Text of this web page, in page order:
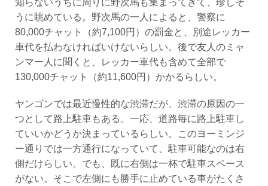
知らないうちに周りに野次馬も集まってきて、珍しそ
うに眺めている。野次馬の一人によると、警察に
80,000チャット（約7,100円）の罰金と、別途レッカー
車代を払わなければいけないらしい。後で友人のミャ
ンマー人に聞くと、レッカー車代も含めて全部で
130,000チャット（約11,600円）かかるらしい。
ヤンゴンでは最近慢性的な渋滞だが、渋滞の原因の一
つとして路上駐車もある。一応、道路毎に路上駐車し
ていいかどうか決まっているらしい。このヨーミンジ
ー通りでは一方通行になっていて、駐車可能なのは右
側だけらしい。でも、既に右側は一杯で駐車スペース
がない。そこで左側にも勝手に止めている車がたくさ